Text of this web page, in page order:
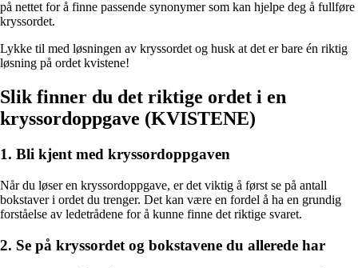
på nettet for å finne passende synonymer som kan hjelpe deg å fullføre
kryssordet.
Lykke til med løsningen av kryssordet og husk at det er bare én riktig
løsning på ordet kvistene!
Slik finner du det riktige ordet i en
kryssordoppgave (KVISTENE)
1. Bli kjent med kryssordoppgaven
Når du løser en kryssordoppgave, er det viktig å først se på antall
bokstaver i ordet du trenger. Det kan være en fordel å ha en grundig
forståelse av ledetrådene for å kunne finne det riktige svaret.
2. Se på kryssordet og bokstavene du allerede har